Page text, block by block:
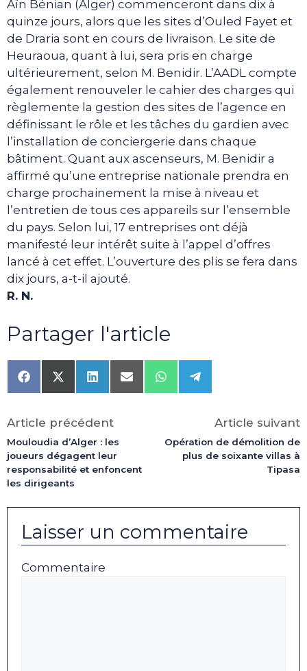
Aïn Bénian (Alger) commenceront dans dix à
quinze jours, alors que les sites d’Ouled Fayet et
de Draria sont en cours de livraison. Le site de
Heuraoua, quant à lui, sera pris en charge
ultérieurement, selon M. Benidir. L’AADL compte
également renouveler le cahier des charges qui
règlemente la gestion des sites de l’agence en
définissant le rôle et les tâches du gardien avec
l’installation de conciergerie dans chaque
bâtiment. Quant aux ascenseurs, M. Benidir a
affirmé qu’une entreprise nationale prendra en
charge prochainement la mise à niveau et
l’entretien de tous ces appareils sur l’ensemble
du pays. Selon lui, 17 entreprises ont déjà
manifesté leur intérêt suite à l’appel d’offres
lancé à cet effet. L’ouverture des plis se fera dans
dix jours, a-t-il ajouté.
R. N.
Partager l'article
Share
on
Share
on
(Twitter)
Share
on
Share
on
Share
on
Share
on
Article précédent
Mouloudia d’Alger : les
joueurs dégagent leur
responsabilité et enfoncent
les dirigeants
Article suivant
Opération de démolition de
plus de soixante villas à
Tipasa
Laisser un commentaire
Commentaire